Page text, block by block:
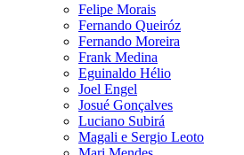
Felipe Morais
Fernando Queiróz
Fernando Moreira
Frank Medina
Eguinaldo Hélio
Joel Engel
Josué Gonçalves
Luciano Subirá
Magali e Sergio Leoto